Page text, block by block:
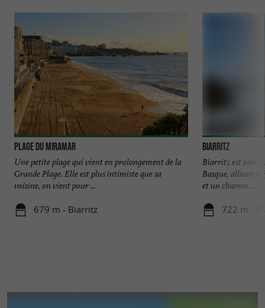
Plage du Miramar
Une petite plage qui vient en prolongement de la
Grande Plage. Elle est plus intimiste que sa
voisine, on vient pour ...
679 m - Biarritz
Biarritz
Biarritz est une
Basque, alliant
et un charme ...
722 m -